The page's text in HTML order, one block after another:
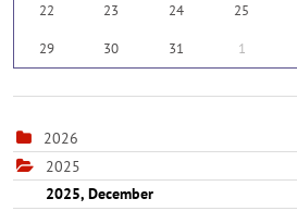
22 23 24 25
29 30 31 1
2026
2025
2025, December